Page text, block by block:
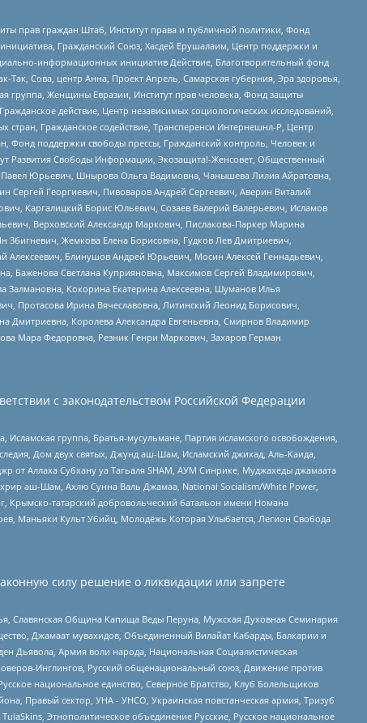
прав граждан Штаб, Институт права и публичной политики, Фонд
Гражданский Союз, Хасдей Ерушалаим, Центр поддержки и
информационных инициатив Действие, Благотворительный фонд
Сова, центр Анна, Проект Апрель, Самарская губерния, Эра здоровья,
группа, Женщины Евразии, Институт прав человека, Фонд защиты
действие, Центр независимых социологических исследований,
Гражданское содействие, Трансперенси Интернешнл-Р, Центр
Фонд поддержки свободы прессы, Гражданский контроль, Человек и
Развития Свободы Информации, Экозащита!-Женсовет, Общественный
Павел Юрьевич, Шнырова Ольга Вадимовна, Чанышева Лилия Айратовна,
Сергей Георгиевич, Пивоваров Андрей Сергеевич, Аверин Виталий
Каргалицкий Борис Юльевич, Созаев Валерий Валерьевич, Исламов
Верховский Александр Маркович, Пислакова-Паркер Марина
Збигневич, Жемкова Елена Борисовна, Гудков Лев Дмитриевич,
Алексеевич, Блинушов Андрей Юрьевич, Мосин Алексей Геннадьевич,
Баженова Светлана Куприяновна, Максимов Сергей Владимирович,
Залмановна, Кокорина Екатерина Алексеевна, Шуманов Илья
Протасова Ирина Вячеславовна, Литинский Леонид Борисович,
Королева Александра Евгеньевна, Смирнов Владимир
Мара Федоровна, Резник Генри Маркович, Захаров Герман
с законодательством Российской Федерации
группа, Братья-мусульмане, Партия исламского освобождения,
Дом двух святых, Джунд аш-Шам, Исламский джихад, Аль-Каида,
Аллаха Субхану уа Тагьаля SHAM, АУМ Синрике, Муджахеды джамаата
аш-Шам, Ахлю Сунна Валь Джамаа, National Socialism/White Power,
Крымско-татарский добровольческий батальон имени Номана
Маньяки Культ Убийц, Молодёжь Которая Улыбается, Легион Свобода
силу решение о ликвидации или запрете
Славянская Община Капища Веды Перуна, Мужская Духовная Семинария
Джамаат мувахидов, Объединенный Вилайат Кабарды, Балкарии и
Дьявола, Армия воли народа, Национальная Социалистическая
Инглингов, Русский общенациональный союз, Движение против
национальное единство, Северное Братство, Клуб Болельщиков
Правый сектор, УНА - УНСО, Украинская повстанческая армия, Тризуб
Этнополитическое объединение Русские, Русское национальное